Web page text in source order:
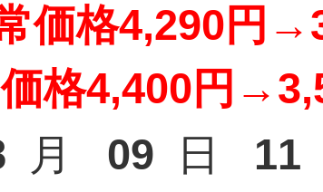
価格4,290円
格4,400円
月 09 日 11